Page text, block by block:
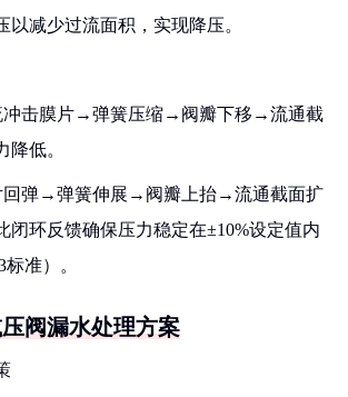
以减少过流面积，实现降压。
冲击膜片→弹簧压缩→阀瓣下移→流通截
低。
回弹→弹簧伸展→阀瓣上抬→流通截面扩
环反馈确保压力稳定在±10%设定值内
标准）。
阀漏水处理方案